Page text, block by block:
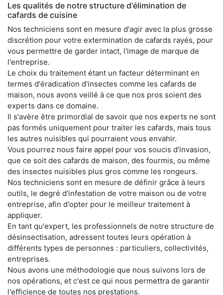
Les qualités de notre structure d'élimination de
cafards de cuisine
Nos techniciens sont en mesure d'agir avec la plus grosse
discrétion pour votre extermination de cafards rayés, pour
vous permettre de garder intact, l'image de marque de
l'entreprise.
Le choix du traitement étant un facteur déterminant en
termes d'éradication d'insectes comme les cafards de
maison, nous avons veillé à ce que nos pros soient des
experts dans ce domaine.
Il s'avère être primordial de savoir que nos experts ne sont
pas formés uniquement pour traiter les cafards, mais tous
les autres nuisibles qui pourraient vous envahir.
Vous pourrez nous faire appel pour vos soucis d'invasion,
que ce soit des cafards de maison, des fourmis, ou même
des insectes nuisibles plus gros comme les rongeurs.
Nos techniciens sont en mesure de définir grâce à leurs
outils, le degré d'infestation de votre maison ou de votre
entreprise, afin d'opter pour le meilleur traitement à
appliquer.
En tant qu'expert, les professionnels de notre structure de
désinsectisation, adressent toutes leurs opération à
différents types de personnes : particuliers, collectivités,
entreprises.
Nous avons une méthodologie que nous suivons lors de
nos opérations, et c'est ce qui nous permettra de garantir
l'efficience de toutes nos prestations.